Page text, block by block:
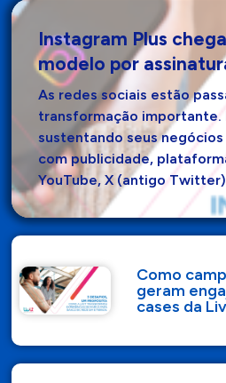
Instagram Plus
modelo por
As redes sociais estão
transformação importante.
sustentando seus
com publicidade,
YouTube, X (antigo
Como
geram
cases da